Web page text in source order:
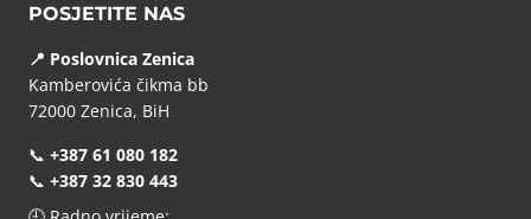
POSJETITE NAS
📍 Poslovnica Zenica
Kamberovića čikma bb
72000 Zenica, BiH
📞 +387 61 080 182
📞 +387 32 830 443